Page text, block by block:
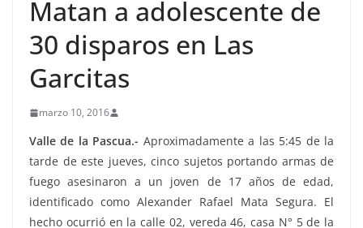
Matan a adolescente de
30 disparos en Las
Garcitas
marzo 10, 2016
Valle de la Pascua.- Aproximadamente a las 5:45 de la
tarde de este jueves, cinco sujetos portando armas de
fuego asesinaron a un joven de 17 años de edad,
identificado como Alexander Rafael Mata Segura. El
hecho ocurrió en la calle 02, vereda 46, casa N° 5 de la